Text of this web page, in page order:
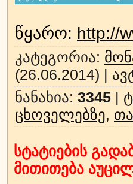
წყარო: http://
კატეგორია:
(26.06.2014) |
ნანახია: 3345 |
ცხოველებზე,
სტატიების
მითითება